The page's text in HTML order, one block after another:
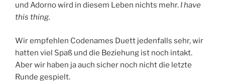
und Adorno wird in diesem Leben nichts mehr. I have
this thing.
Wir empfehlen Codenames Duett jedenfalls sehr, wir
hatten viel Spaß und die Beziehung ist noch intakt.
Aber wir haben ja auch sicher noch nicht die letzte
Runde gespielt.